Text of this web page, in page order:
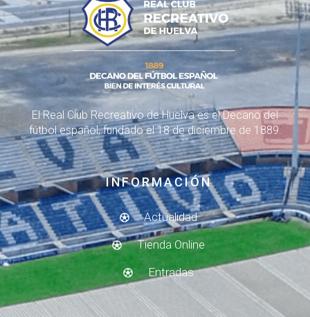
El Real Club Recreativo de Huelva es el Decano del
fútbol español, fundado el 18 de diciembre de 1889.
INFORMACIÓN
Actualidad
Tienda Online
Entradas